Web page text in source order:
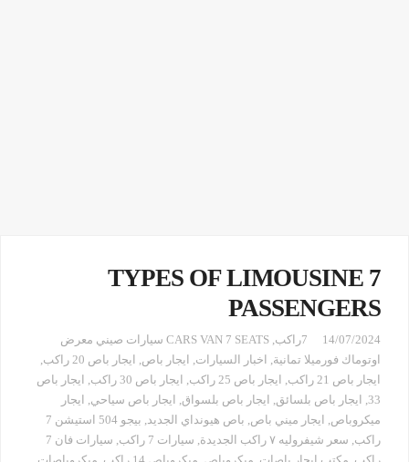
TYPES OF LIMOUSINE 7
PASSENGERS
14/07/2024 7راكب ,
CARS VAN 7 SEATS سيارات صيني معرض
اوتوماك فورميلا تمانية, اخبار السيارات, ايجار باص, ايجار باص 20 راكب
,
ايجار باص 21 راكب
, ايجار باص 25 راكب , ايجار باص 30 راكب , ايجار باص
33
, ايجار باص بلسائق, ايجار باص بلسواق, ايجار باص سياحي, ايجار
ميكروباص, ايجار ميني باص, باص هيونداي الجديد,
بيجو 504 استيشن 7
راكب, سعر شيفروليه ٧ راكب الجديدة , سيارات 7 راكب ,
سيارات فان 7